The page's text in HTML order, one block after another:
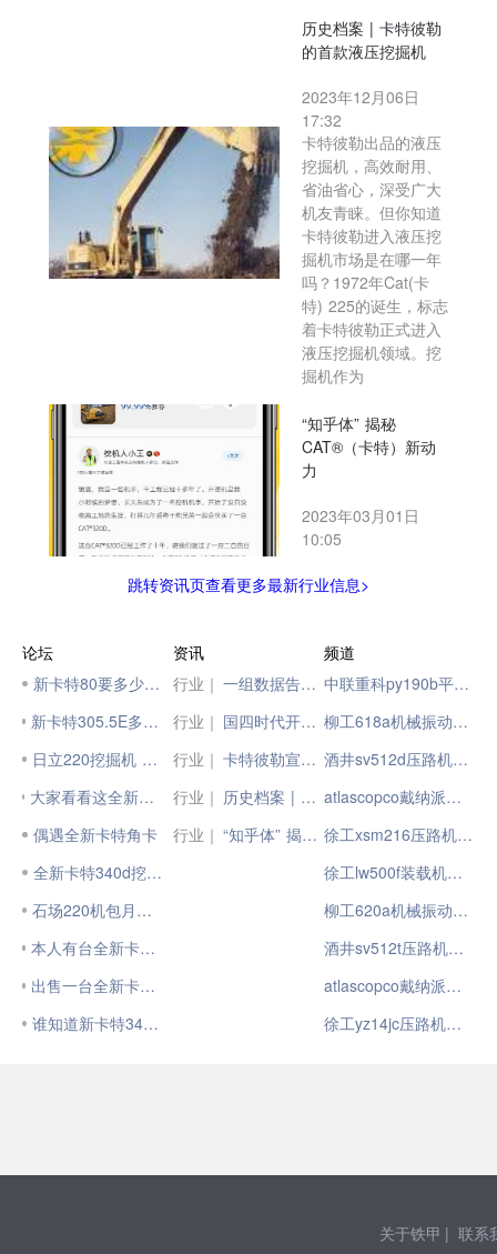
历史档案 | 卡特彼勒
的首款液压挖掘机
2023年12月06日
17:32
卡特彼勒出品的液压
挖掘机，高效耐用、
省油省心，深受广大
机友青睐。但你知道
卡特彼勒进入液压挖
掘机市场是在哪一年
吗？1972年Cat(卡
特) 225的诞生，标志
着卡特彼勒正式进入
液压挖掘机领域。挖
掘机作为
“知乎体” 揭秘
CAT®（卡特）新动
力
2023年03月01日
10:05
跳转资讯页查看更多最新行业信息>
论坛
新卡特80要多少钱？
新卡特305.5E多少钱 急急急
日立220挖掘机 多少钱
大家看看这全新卡特车值多少钱,24个小时
偶遇全新卡特角卡
全新卡特340d挖掘机
石场220机包月多少钱？
本人有台全新卡特336挖掘机
出售一台全新卡特320挖掘机。
谁知道新卡特349D多少钱
资讯
行业｜
一组数据告诉你，用新能源矿卡到底能省多少钱？
行业｜
国四时代开启，您的国三设备值多少钱，您知道吗？
行业｜
卡特彼勒宣布将推出全新Cat®（卡特）C13D柴油发动机
行业｜
历史档案 | 卡特彼勒的首款液压挖掘机
行业｜
“知乎体” 揭秘CAT®（卡特）新动力
频道
中联重科py190b平地机图标
柳工618a机械振动压路机图标
酒井sv512d压路机图标
atlascopco戴纳派克cc422chf压路机图标
徐工xsm216压路机图标
徐工lw500f装载机图标
柳工620a机械振动压路机图标
酒井sv512t压路机图标
atlascopco戴纳派克lp6500手扶压路机图标
徐工yz14jc压路机图标
关于铁甲 | 联系